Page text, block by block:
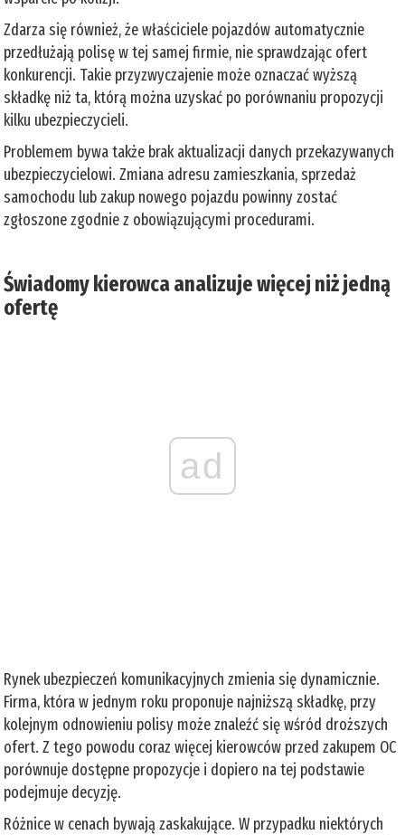
Zdarza się również, że właściciele pojazdów automatycznie
przedłużają polisę w tej samej firmie, nie sprawdzając ofert
konkurencji. Takie przyzwyczajenie może oznaczać wyższą
składkę niż ta, którą można uzyskać po porównaniu propozycji
kilku ubezpieczycieli.
Problemem bywa także brak aktualizacji danych przekazywanych
ubezpieczycielowi. Zmiana adresu zamieszkania, sprzedaż
samochodu lub zakup nowego pojazdu powinny zostać
zgłoszone zgodnie z obowiązującymi procedurami.
Świadomy kierowca analizuje więcej niż jedną
ofertę
ad
Rynek ubezpieczeń komunikacyjnych zmienia się dynamicznie.
Firma, która w jednym roku proponuje najniższą składkę, przy
kolejnym odnowieniu polisy może znaleźć się wśród droższych
ofert. Z tego powodu coraz więcej kierowców przed zakupem OC
porównuje dostępne propozycje i dopiero na tej podstawie
podejmuje decyzję.
Różnice w cenach bywają zaskakujące. W przypadku niektórych